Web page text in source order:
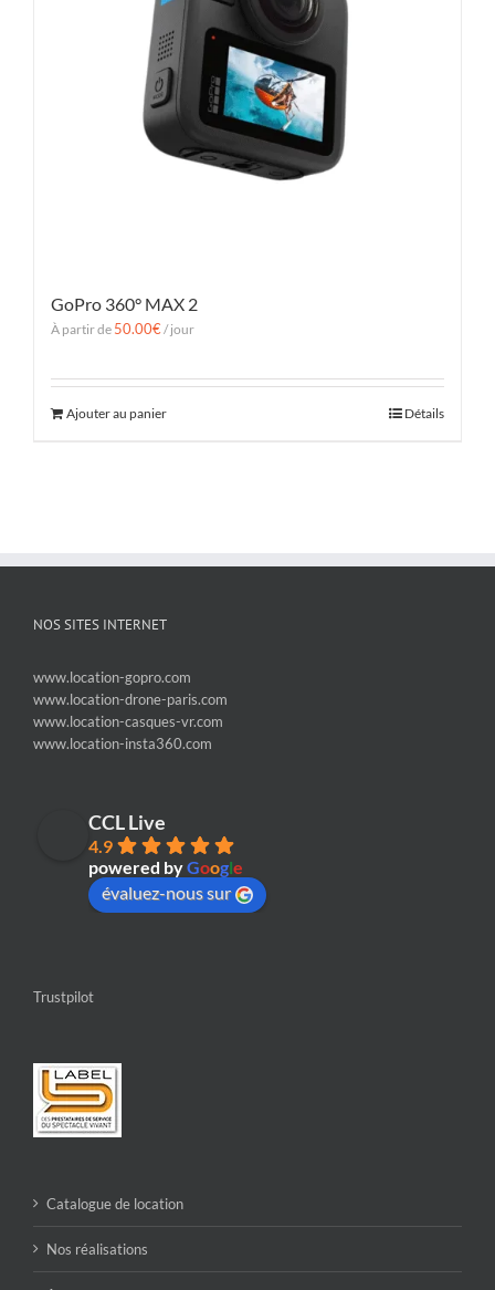
GoPro 360° MAX 2
À partir de 50.00€/ jour
Ajouter au panier Détails
NOS SITES INTERNET
www.location-gopro.com
www.location-drone-paris.com
www.location-casques-vr.com
www.location-insta360.com
CCL Live
4.9
powered byGoogle
évaluez-nous sur
Trustpilot
Catalogue de location
Nos réalisations